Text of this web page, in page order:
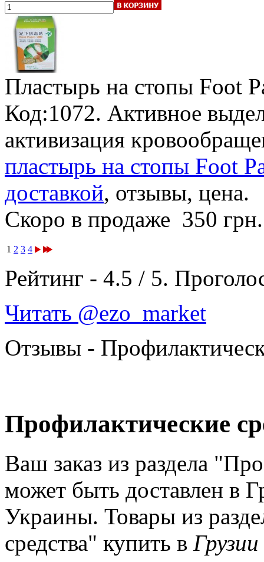
Пластырь на стопы Foot
Код:1072. Активное
активизация
пластырь на стопы Foot
доставкой, отзывы, цена.
Скоро в продаже 350
1 2 3 4
Рейтинг - 4.5 / 5.
Читать @ezo_market
Отзывы -
Профилактические
Ваш заказ из раздела
может быть доставлен в
Украины. Товары из
средства" купить в Грузии